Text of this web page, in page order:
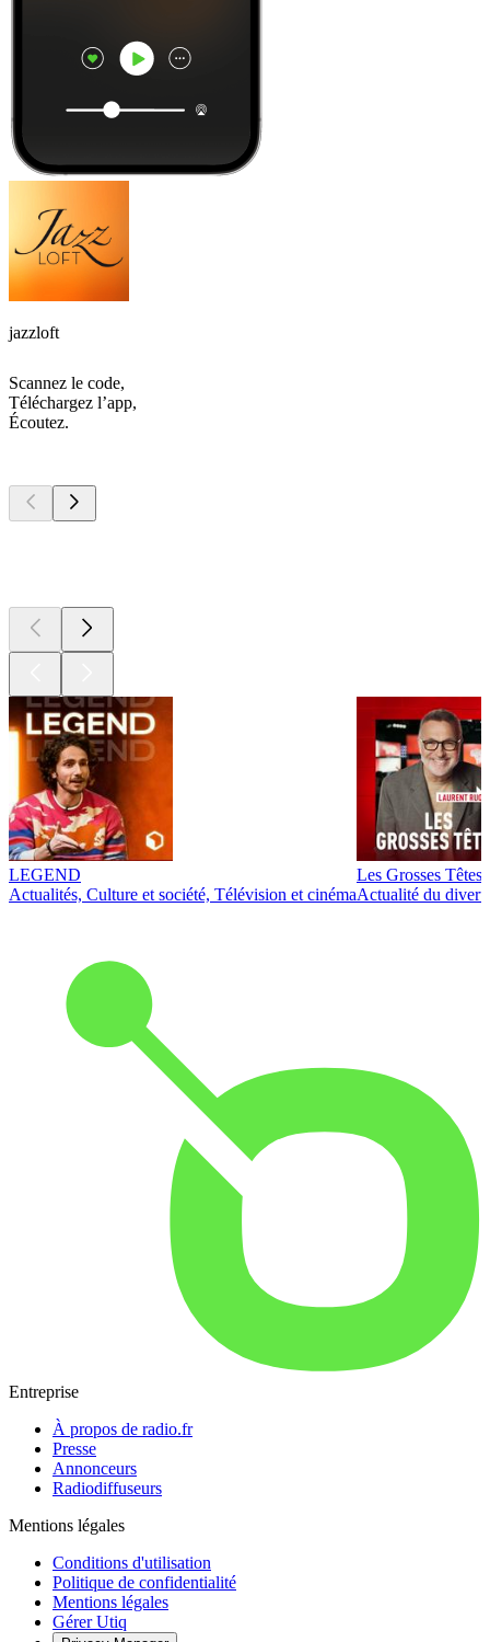
jazzloft
Scannez le code,
Téléchargez l’app,
Écoutez.
LEGEND
Actualités, Culture et société, Télévision et cinéma
Les Grosses Têtes
Actualité du
Entreprise
À propos de radio.fr
Presse
Annonceurs
Radiodiffuseurs
Mentions légales
Conditions d'utilisation
Politique de confidentialité
Mentions légales
Gérer Utiq